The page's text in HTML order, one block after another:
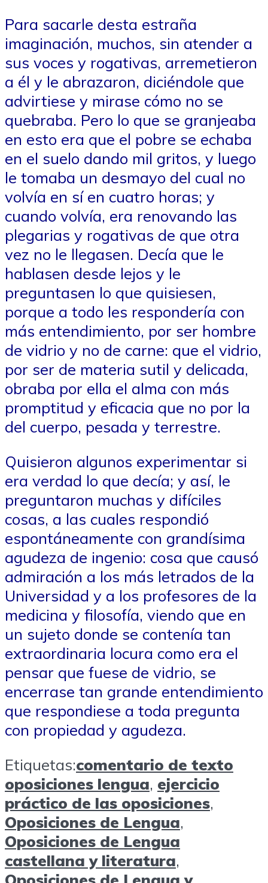
Para sacarle desta estraña
imaginación, muchos, sin atender a
sus voces y rogativas, arremetieron
a él y le abrazaron, diciéndole que
advirtiese y mirase cómo no se
quebraba. Pero lo que se granjeaba
en esto era que el pobre se echaba
en el suelo dando mil gritos, y luego
le tomaba un desmayo del cual no
volvía en sí en cuatro horas; y
cuando volvía, era renovando las
plegarias y rogativas de que otra
vez no le llegasen. Decía que le
hablasen desde lejos y le
preguntasen lo que quisiesen,
porque a todo les respondería con
más entendimiento, por ser hombre
de vidrio y no de carne: que el vidrio,
por ser de materia sutil y delicada,
obraba por ella el alma con más
promptitud y eficacia que no por la
del cuerpo, pesada y terrestre.
Quisieron algunos experimentar si
era verdad lo que decía; y así, le
preguntaron muchas y difíciles
cosas, a las cuales respondió
espontáneamente con grandísima
agudeza de ingenio: cosa que causó
admiración a los más letrados de la
Universidad y a los profesores de la
medicina y filosofía, viendo que en
un sujeto donde se contenía tan
extraordinaria locura como era el
pensar que fuese de vidrio, se
encerrase tan grande entendimiento
que respondiese a toda pregunta
con propiedad y agudeza.
Etiquetas:comentario de texto
oposiciones lengua, ejercicio
práctico de las oposiciones,
Oposiciones de Lengua,
Oposiciones de Lengua
castellana y literatura,
Oposiciones de Lengua y